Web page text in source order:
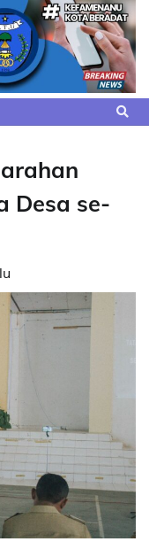
Desa se-